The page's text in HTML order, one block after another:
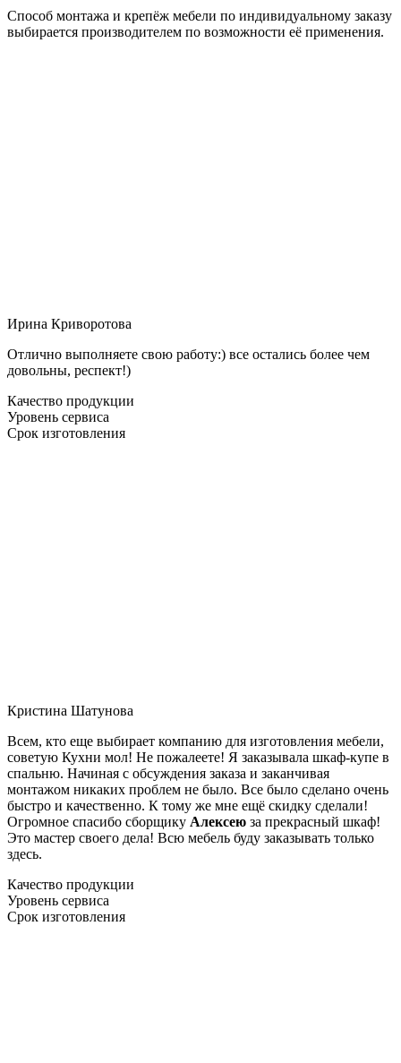
Способ монтажа и крепёж мебели по индивидуальному заказу
выбирается производителем по возможности её применения.
Ирина Криворотова
Отлично выполняете свою работу:) все остались более чем
довольны, респект!)
Качество продукции
Уровень сервиса
Срок изготовления
Кристина Шатунова
Всем, кто еще выбирает компанию для изготовления мебели,
советую Кухни мол! Не пожалеете! Я заказывала шкаф-купе в
спальню. Начиная с обсуждения заказа и заканчивая
монтажом никаких проблем не было. Все было сделано очень
быстро и качественно. К тому же мне ещё скидку сделали!
Огромное спасибо сборщику Алексею за прекрасный шкаф!
Это мастер своего дела! Всю мебель буду заказывать только
здесь.
Качество продукции
Уровень сервиса
Срок изготовления